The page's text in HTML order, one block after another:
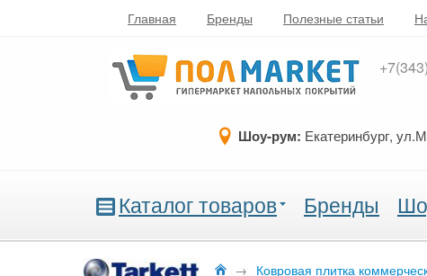
Главная Бренды Полезные статьи
+7(343)
Шоу-рум: Екатеринбург,
Каталог товаров Бренды
→ Ковровая плитка